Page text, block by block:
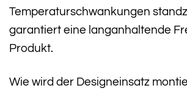
Temperaturschwankungen
garantiert eine langanhaltende
Produkt.
Wie wird der Designeinsatz